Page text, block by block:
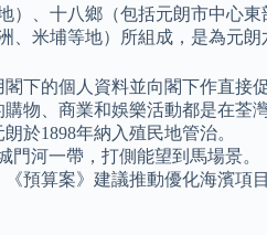
）、十八鄉（包括元朗市中心
米埔等地）所組成，是為元朗
下的個人資料並向閣下作直接促
物、商業和娛樂活動都是在荃灣
於1898年納入殖民地管治。
河一帶，打側能望到馬場景。
預算案》建議推動優化海濱項